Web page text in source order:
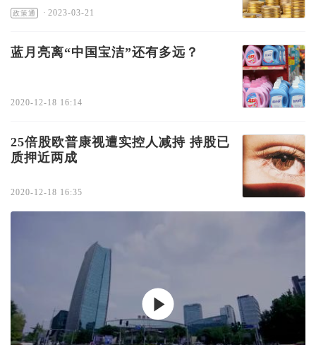
政策通 · 2023-03-21
蓝月亮离“中国宝洁”还有多远？
2020-12-18 16:14
25倍股欧普康视遭实控人减持 持股已
质押近两成
2020-12-18 16:35